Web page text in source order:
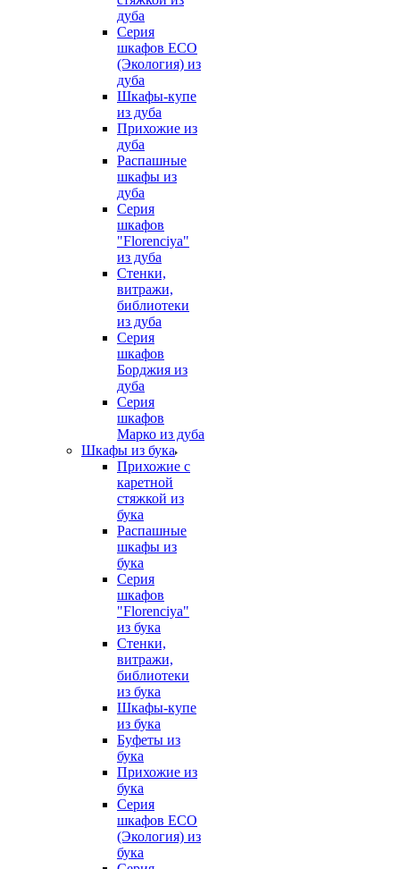
дуба
Серия
шкафов ECO
(Экология) из
дуба
Шкафы-купе
из дуба
Прихожие из
дуба
Распашные
шкафы из
дуба
Серия
шкафов
"Florenciya"
из дуба
Стенки,
витражи,
библиотеки
из дуба
Серия
шкафов
Борджия из
дуба
Серия
шкафов
Марко из дуба
Шкафы из бука
Прихожие с
каретной
стяжкой из
бука
Распашные
шкафы из
бука
Серия
шкафов
"Florenciya"
из бука
Стенки,
витражи,
библиотеки
из бука
Шкафы-купе
из бука
Буфеты из
бука
Прихожие из
бука
Серия
шкафов ECO
(Экология) из
бука